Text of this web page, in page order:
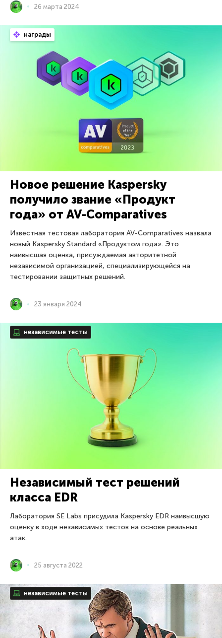
26 марта 2024
награды
Новое решение Kaspersky
получило звание «Продукт
года» от AV-Comparatives
Известная тестовая лаборатория AV-Comparatives назвала
новый Kaspersky Standard «Продуктом года». Это
наивысшая оценка, присуждаемая авторитетной
независимой организацией, специализирующейся на
тестировании защитных решений.
23 января 2024
независимые тесты
Независимый тест решений
класса EDR
Лаборатория SE Labs присудила Kaspersky EDR наивысшую
оценку в ходе независимых тестов на основе реальных
атак.
25 августа 2022
независимые тесты